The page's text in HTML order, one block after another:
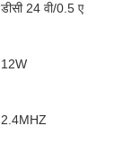
डीसी 24 वी/0.5 ए
12W
2.4MHZ